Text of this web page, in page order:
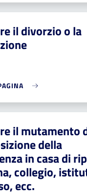
il divorzio o la
il mutamento
della
in casa di
collegio,
ecc.